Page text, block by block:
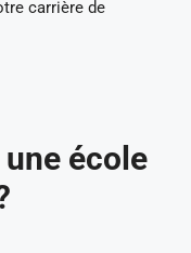
carrière de
école